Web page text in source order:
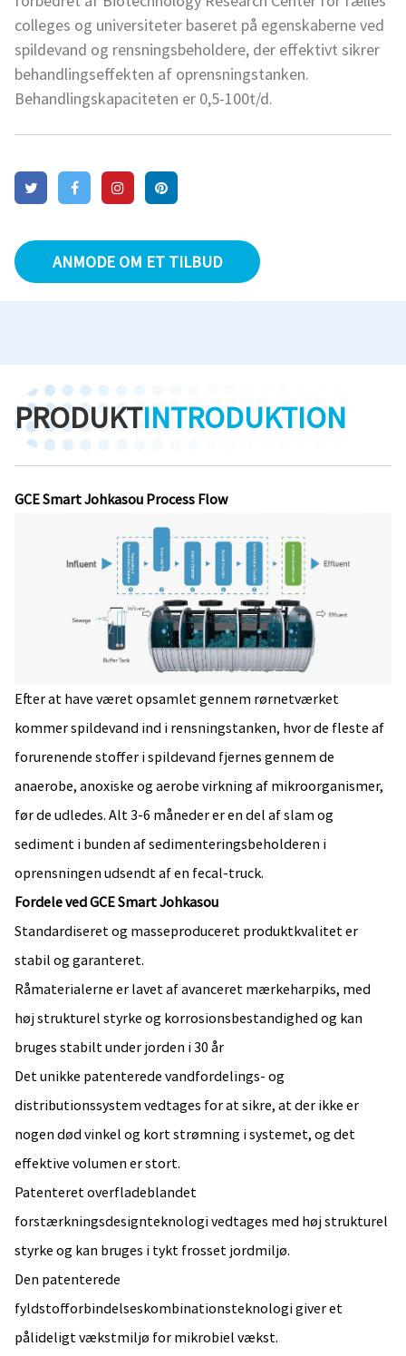
colleges og universiteter baseret på egenskaberne ved
spildevand og rensningsbeholdere, der effektivt sikrer
behandlingseffekten af ​​oprensningstanken.
Behandlingskapaciteten er 0,5-100t/d.
ANMODE OM ET TILBUD
PRODUKTINTRODUKTION
GCE Smart Johkasou Process Flow
Efter at have været opsamlet gennem rørnetværket
kommer spildevand ind i rensningstanken, hvor de fleste af
forurenende stoffer i spildevand fjernes gennem de
anaerobe, anoxiske og aerobe virkning af mikroorganismer,
før de udledes. Alt 3-6 måneder er en del af slam og
sediment i bunden af ​​sedimenteringsbeholderen i
oprensningen udsendt af en fecal-truck.
Fordele ved GCE Smart Johkasou
Standardiseret og masseproduceret produktkvalitet er
stabil og garanteret.
Råmaterialerne er lavet af avanceret mærkeharpiks, med
høj strukturel styrke og korrosionsbestandighed og kan
bruges stabilt under jorden i 30 år
Det unikke patenterede vandfordelings- og
distributionssystem vedtages for at sikre, at der ikke er
nogen død vinkel og kort strømning i systemet, og det
effektive volumen er stort.
Patenteret overfladeblandet
forstærkningsdesignteknologi vedtages med høj strukturel
styrke og kan bruges i tykt frosset jordmiljø.
Den patenterede
fyldstofforbindelseskombinationsteknologi giver et
pålideligt vækstmiljø for mikrobiel vækst.